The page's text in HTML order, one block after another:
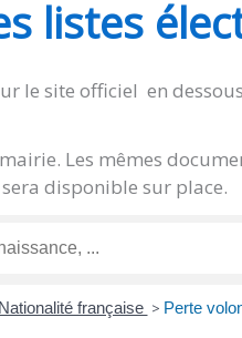
listes
le site officiel en
Les mêmes
disponible sur place.
Nationalité française > Perte